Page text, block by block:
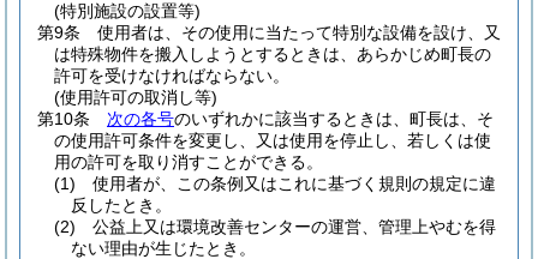
(特別施設の設置等)
第9条
使用者は、その使用に当たって特別な設備を設け、又
は特殊物件を搬入しようとするときは、あらかじめ町長の
許可を受けなければならない。
(使用許可の取消し等)
第10条
次の各号のいずれかに該当するときは、町長は、そ
の使用許可条件を変更し、又は使用を停止し、若しくは使
用の許可を取り消すことができる。
(1)
使用者が、この条例又はこれに基づく規則の規定に違
反したとき。
(2)
公益上又は環境改善センターの運営、管理上やむを得
ない理由が生じたとき。